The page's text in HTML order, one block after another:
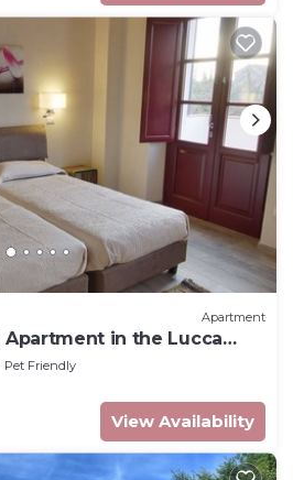
Apartment
in the Lucca
Pet Friendly
View Availability